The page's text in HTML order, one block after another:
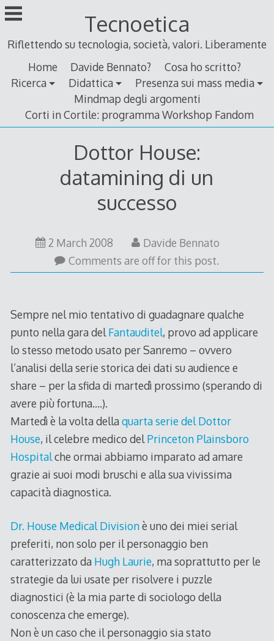
Skip
to
Tecnoetica
Riflettendo su tecnologia, società, valori. Liberamente
Home
Davide Bennato?
Cosa ho scritto?
Ricerca
Didattica
Presenza sui mass media
Mindmap degli argomenti
Corti in Cortile: programma Workshop Fandom
Dottor House:
datamining di un
successo
2 March 2008
March
Davide Bennato
Comments are off for this post.
Sempre nel mio tentativo di guadagnare qualche
punto nella gara delFantauditel, provo ad applicare
lo stesso metodo usato per Sanremo – ovvero
l’analisi della serie storica dei dati su audience e
share – per la sfida di martedì prossimo (sperando di
avere più fortuna….).
Martedì è la volta dellaquarta serie del Dottor
House, il celebre medico delPrinceton Plainsboro
Hospitalche ormai abbiamo imparato ad amare
grazie ai suoi modi bruschi e alla sua vivissima
capacità diagnostica.
Dr. House Medical Divisionè uno dei miei serial
preferiti, non solo per il personaggio ben
caratterizzato da Hugh Laurie, ma soprattutto per le
strategie da lui usate per risolvere i puzzle
diagnostici (è la mia parte di sociologo della
conoscenza che emerge).
Non è un caso che il personaggio sia stato